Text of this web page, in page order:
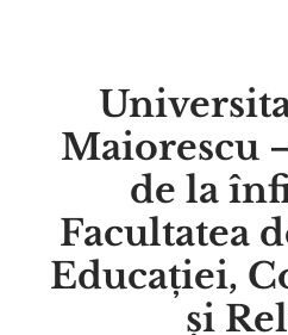
Maiorescu
de la
Facultatea
Educației,
și